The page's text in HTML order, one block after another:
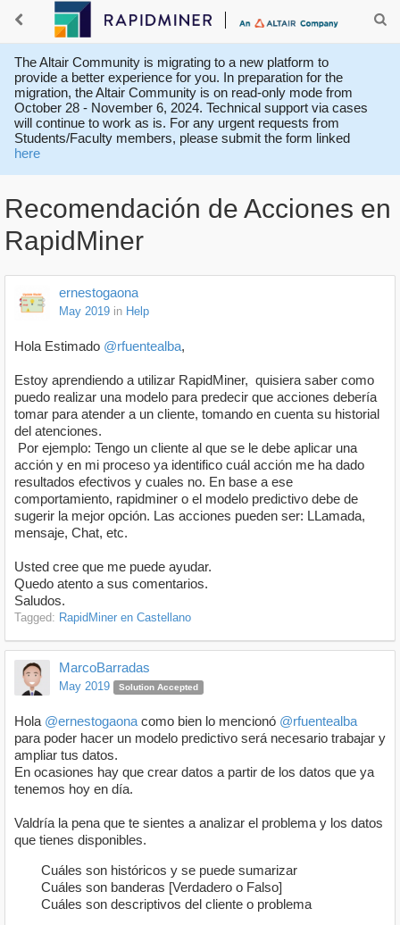
The Altair Community is migrating to a new platform to
provide a better experience for you. In preparation for the
migration, the Altair Community is on read-only mode from
October 28 - November 6, 2024. Technical support via cases
will continue to work as is. For any urgent requests from
Students/Faculty members, please submit the form linked
here
Recomendación de Acciones en
RapidMiner
ernestogaona
May 2019 in Help
Hola Estimado @rfuentealba,
Estoy aprendiendo a utilizar RapidMiner, quisiera saber como
puedo realizar una modelo para predecir que acciones debería
tomar para atender a un cliente, tomando en cuenta su historial
del atenciones.
Por ejemplo: Tengo un cliente al que se le debe aplicar una
acción y en mi proceso ya identifico cuál acción me ha dado
resultados efectivos y cuales no. En base a ese
comportamiento, rapidminer o el modelo predictivo debe de
sugerir la mejor opción. Las acciones pueden ser: LLamada,
mensaje, Chat, etc.
Usted cree que me puede ayudar.
Quedo atento a sus comentarios.
Saludos.
Tagged: RapidMiner en Castellano
MarcoBarradas
May 2019 Solution Accepted
Hola @ernestogaona como bien lo mencionó @rfuentealba
para poder hacer un modelo predictivo será necesario trabajar y
ampliar tus datos.
En ocasiones hay que crear datos a partir de los datos que ya
tenemos hoy en día.
Valdría la pena que te sientes a analizar el problema y los datos
que tienes disponibles.
Cuáles son históricos y se puede sumarizar
Cuáles son banderas [Verdadero o Falso]
Cuáles son descriptivos del cliente o problema